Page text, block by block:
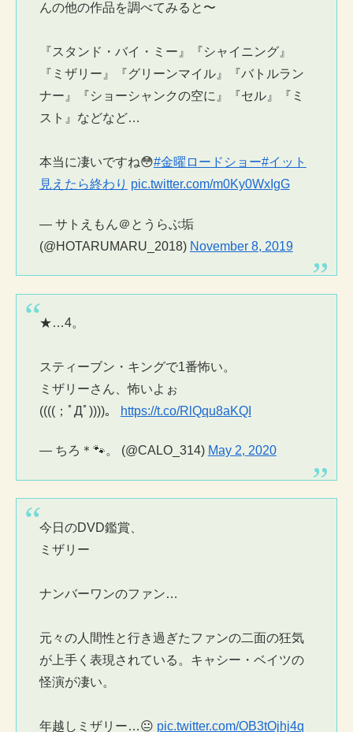
んの他の作品を調べてみると〜
『スタンド・バイ・ミー』『シャイニング』
『ミザリー』『グリーンマイル』『バトルラン
ナー』『ショーシャンクの空に』『セル』『ミ
スト』などなど…
本当に凄いですね😳#金曜ロードショー#イット
見えたら終わり pic.twitter.com/m0Ky0WxIgG
— サトえもん＠とうらぶ垢
(@HOTARUMARU_2018) November 8, 2019
★…4。
スティーブン・キングで1番怖い。
ミザリーさん、怖いよぉ
((((；ﾟДﾟ))))。
https://t.co/RlQqu8aKQI
— ちろ＊🐾。 (@CALO_314) May 2, 2020
今日のDVD鑑賞、
ミザリー
ナンバーワンのファン…
元々の人間性と行き過ぎたファンの二面の狂気
が上手く表現されている。キャシー・ベイツの
怪演が凄い。
年越しミザリー…😐 pic.twitter.com/OB3tOjhj4q